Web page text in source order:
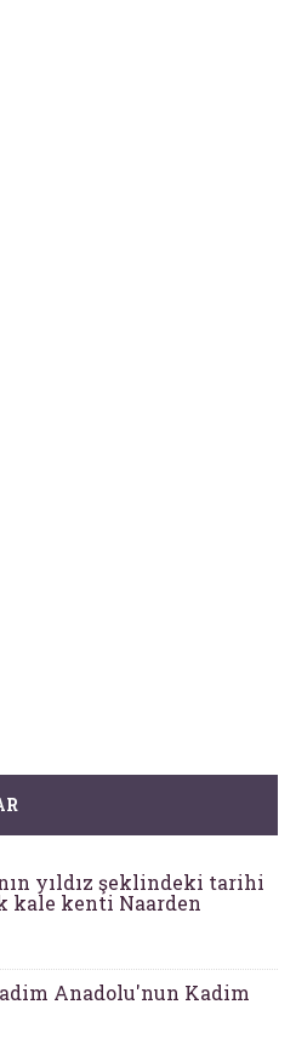
yıldız şeklindeki tarihi
kale kenti Naarden
Anadolu'nun Kadim